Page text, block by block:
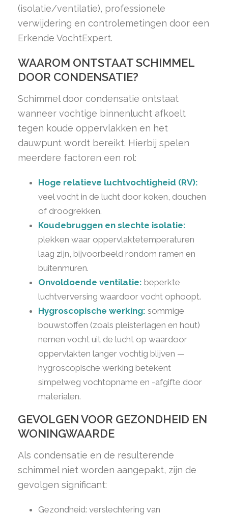
(isolatie/ventilatie), professionele
verwijdering en controlemetingen door een
Erkende VochtExpert.
WAAROM ONTSTAAT SCHIMMEL
DOOR CONDENSATIE?
Schimmel door condensatie ontstaat
wanneer vochtige binnenlucht afkoelt
tegen koude oppervlakken en het
dauwpunt wordt bereikt. Hierbij spelen
meerdere factoren een rol:
Hoge relatieve luchtvochtigheid (RV):
veel vocht in de lucht door koken, douchen
of droogrekken.
Koudebruggen en slechte isolatie:
plekken waar oppervlaktetemperaturen
laag zijn, bijvoorbeeld rondom ramen en
buitenmuren.
Onvoldoende ventilatie: beperkte
luchtverversing waardoor vocht ophoopt.
Hygroscopische werking: sommige
bouwstoffen (zoals pleisterlagen en hout)
nemen vocht uit de lucht op waardoor
oppervlakten langer vochtig blijven —
hygroscopische werking betekent
simpelweg vochtopname en -afgifte door
materialen.
GEVOLGEN VOOR GEZONDHEID EN
WONINGWAARDE
Als condensatie en de resulterende
schimmel niet worden aangepakt, zijn de
gevolgen significant:
Gezondheid: verslechtering van